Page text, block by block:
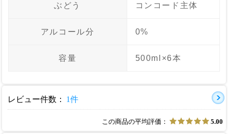
ぶどう コンコード主体
アルコール分 0%
容量 500ml×6本
レビュー件数： 1件
この商品の平均評価： 5.00